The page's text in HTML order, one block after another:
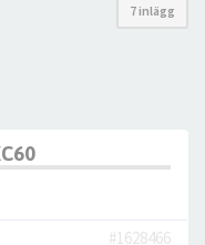
7 inlägg
#1628466